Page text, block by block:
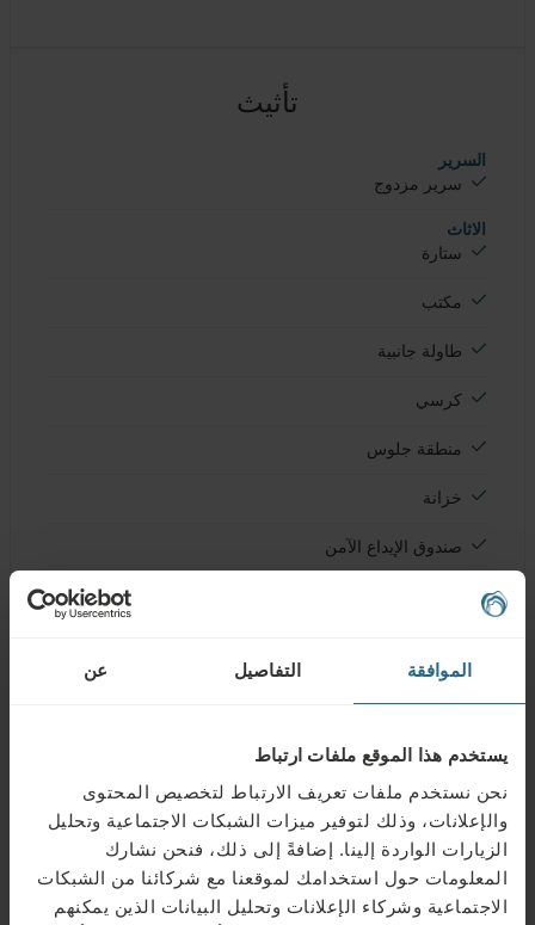
الموافقة التفاصيل عن
يستخدم هذا الموقع ملفات ارتباط
نحن نستخدم ملفات تعريف الارتباط لتخصيص المحتوى
والإعلانات، وذلك لتوفير ميزات الشبكات الاجتماعية وتحليل
الزيارات الواردة إلينا. إضافةً إلى ذلك، فنحن نشارك
المعلومات حول استخدامك لموقعنا مع شركائنا من الشبكات
الاجتماعية وشركاء الإعلانات وتحليل البيانات الذين يمكنهم
تأثيث
السرير
سرير مزدوج
الاثاث
ستارة
مكتب
طاولة جانبية
كرسي
منطقة جلوس
خزانة
صندوق الإيداع الآمن
شرفة
الحمام والمرافق
حوض الاستحمام
دش أو حوض استحمام